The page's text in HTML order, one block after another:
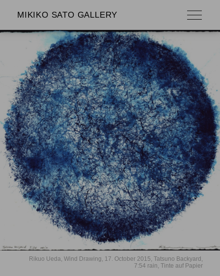
MIKIKO SATO GALLERY
Rikuo Ueda, Wind Drawing, 17. October 2015, Tatsuno Backyard,
7:54 rain, Tinte auf Papier